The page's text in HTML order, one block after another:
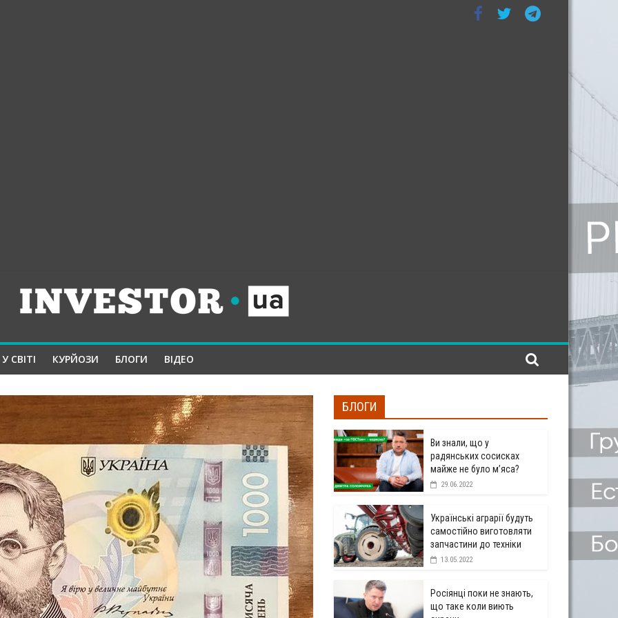
У СВІТІ КУРЙОЗИ БЛОГИ ВІДЕО
БЛОГИ
Ви знали, що у
радянських сосисках
майже не було м’яса?
29.06.2022
Українські аграрії будуть
самостійно виготовляти
запчастини до техніки
13.05.2022
Росіянці поки не знають,
що таке коли виють